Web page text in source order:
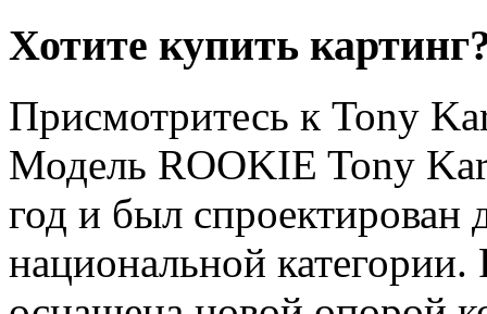
Хотите купить
Присмотритесь к Tony
Модель ROOKIE Tony
год и был
национальной